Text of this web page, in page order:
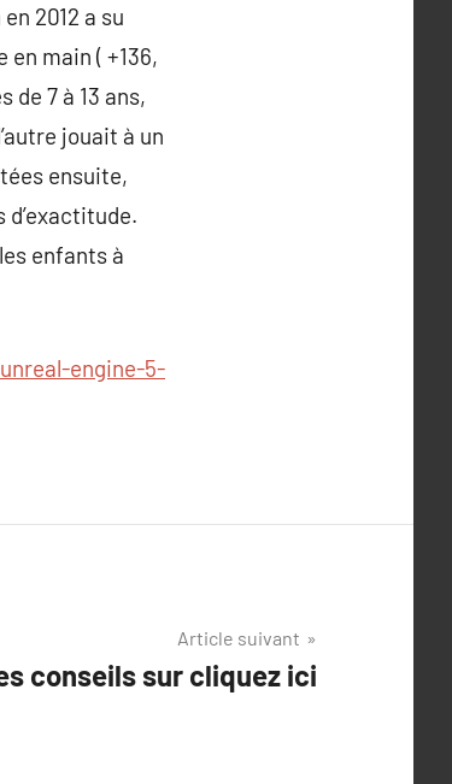
2012 a su
en main ( +136,
de 7 à 13 ans,
jouait à un
ensuite,
d’exactitude.
enfants à
engine-5-
Article suivant
conseils sur cliquez ici